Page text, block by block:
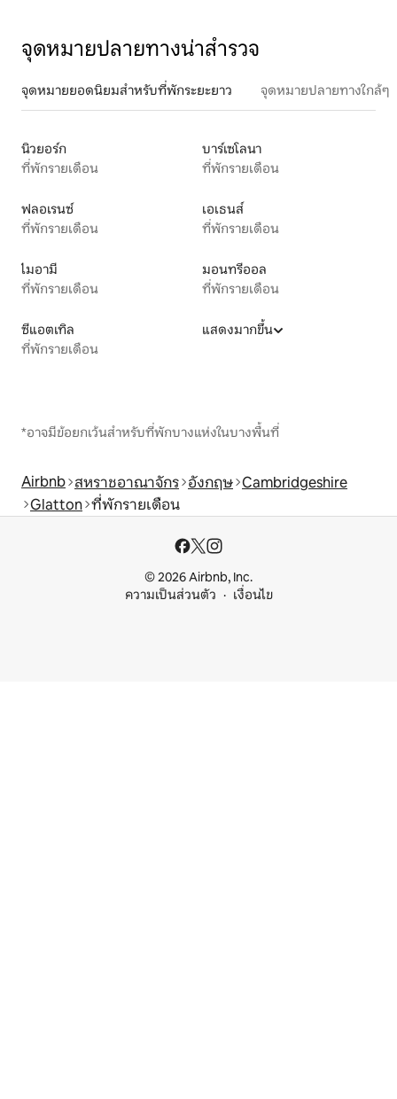
จุดหมายปลายทางน่าสำรวจ
จุดหมายยอดนิยมสำหรับที่พักระยะยาว จุดหมายปลายทางใกล้ๆ
นิวยอร์ก
ที่พักรายเดือน
บาร์เซโลนา
ที่พักรายเดือน
ฟลอเรนซ์
ที่พักรายเดือน
เอเธนส์
ที่พักรายเดือน
ไมอามี
ที่พักรายเดือน
มอนทรีออล
ที่พักรายเดือน
ซีแอตเทิล
ที่พักรายเดือน
แสดงมากขึ้น
*อาจมีข้อยกเว้นสำหรับที่พักบางแห่งในบางพื้นที่
Airbnb สหราชอาณาจักร อังกฤษ Cambridgeshire
Glatton ที่พักรายเดือน
© 2026 Airbnb, Inc.
ความเป็นส่วนตัว
เงื่อนไข